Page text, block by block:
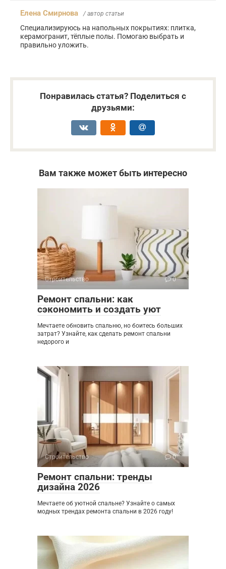
Елена Смирнова / автор статьи
Специализируюсь на напольных покрытиях: плитка,
керамогранит, тёплые полы. Помогаю выбрать и
правильно уложить.
Понравилась статья? Поделиться с
друзьями:
Вам также может быть интересно
Строительство 0
Ремонт спальни: как
сэкономить и создать уют
Мечтаете обновить спальню, но боитесь больших
затрат? Узнайте, как сделать ремонт спальни
недорого и
Строительство 0
Ремонт спальни: тренды
дизайна 2026
Мечтаете об уютной спальне? Узнайте о самых
модных трендах ремонта спальни в 2026 году!